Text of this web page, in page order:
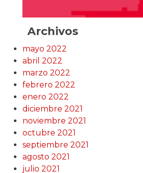
Archivos
mayo 2022
abril 2022
marzo 2022
febrero 2022
enero 2022
diciembre 2021
noviembre 2021
octubre 2021
septiembre 2021
agosto 2021
julio 2021